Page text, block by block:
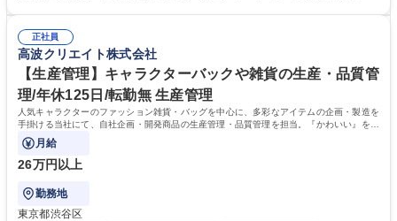
ール対応 ◆常駐先に向けた事業拡大の提案 など 募集職種 大阪|博報堂DY
グループ【CM・SNS広告の入稿サポート業務】9月・10月入社限定！
ャリア・スキルUPを目指したい方 学歴・資格 学歴：大学院 大学 高専 短
大 専修学校 高校 語学力： 資格：
正社員
高波クリエイト株式会社
【生産管理】キャラクターバックや雑貨の生産・品質管
理/年休125日/転勤無 生産管理
人気キャラクターのファッション雑貨・バッグを中心に、多彩なアイテムの企画・製造を
手掛ける当社にて、自社企画・開発商品の生産管理・品質管理を担当。『かわいい』を届
けるやりがいのあるポジションです。
月給
26万円以上
勤務地
東京都渋谷区